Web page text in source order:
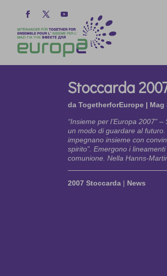
Stoccarda
daTogetherforEurope | Mag
“Insieme per l’Europa 2007”
un modo di guardare al
impegnano insieme con
spirito”. Emergono i
comunione. Nella Hanns-
2007 Stoccarda | News